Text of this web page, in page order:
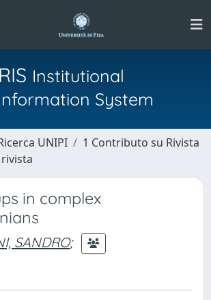
Institutional
System
UNIPI
1 Contributo su Rivista
in complex
SANDRO;